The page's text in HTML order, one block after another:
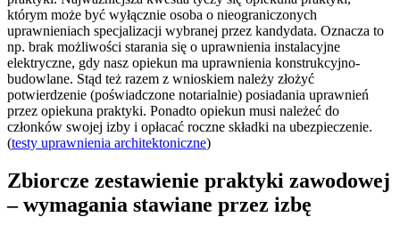
którym może być wyłącznie osoba o nieograniczonych
uprawnieniach specjalizacji wybranej przez kandydata. Oznacza to
np. brak możliwości starania się o uprawnienia instalacyjne
elektryczne, gdy nasz opiekun ma uprawnienia konstrukcyjno-
budowlane. Stąd też razem z wnioskiem należy złożyć
potwierdzenie (poświadczone notarialnie) posiadania uprawnień
przez opiekuna praktyki. Ponadto opiekun musi należeć do
członków swojej izby i opłacać roczne składki na ubezpieczenie.
(testy uprawnienia architektoniczne)
Zbiorcze zestawienie praktyki zawodowej
– wymagania stawiane przez izbę